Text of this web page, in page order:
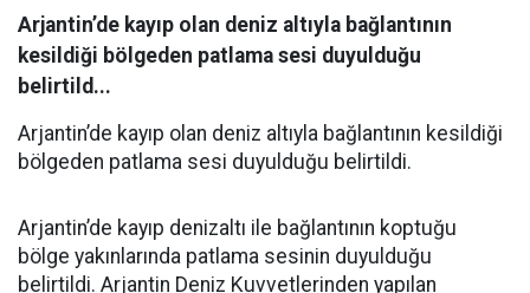
Arjantin’de kayıp olan deniz altıyla bağlantının
kesildiği bölgeden patlama sesi duyulduğu
belirtild...
Arjantin’de kayıp olan deniz altıyla bağlantının kesildiği
bölgeden patlama sesi duyulduğu belirtildi.
Arjantin’de kayıp denizaltı ile bağlantının koptuğu
bölge yakınlarında patlama sesinin duyulduğu
belirtildi. Arjantin Deniz Kuvvetlerinden yapılan